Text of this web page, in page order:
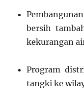
bersih
kekurangan
Program
tangki ke